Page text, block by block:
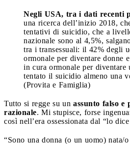
Negli USA, tra i dati recenti
una ricerca dell’inizio 2018,
tentativi di suicidio, che a
nazionale sono al 4,5%,
tra i transessuali: il 42% degli
ormonale per diventare donne
in cura ormonale per diventare
tentato il suicidio almeno una
(Provita e Famiglia)
Tutto si regge su un assunto falso e
razionale. Mi stupisce, forse
così nell’era ossessionata dal “lo
“Sono una donna (o un uomo) nata/